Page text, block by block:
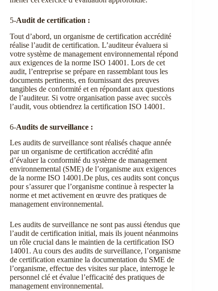
5-Audit de certification :
Tout d’abord, un organisme de certification accrédité
réalise l’audit de certification. L’auditeur évaluera si
votre système de management environnemental répond
aux exigences de la norme ISO 14001. Lors de cet
audit, l’entreprise se prépare en rassemblant tous les
documents pertinents, en fournissant des preuves
tangibles de conformité et en répondant aux questions
de l’auditeur. Si votre organisation passe avec succès
l’audit, vous obtiendrez la certification ISO 14001.
6-Audits de surveillance :
Les audits de surveillance sont réalisés chaque année
par un organisme de certification accrédité afin
d’évaluer la conformité du système de management
environnemental (SME) de l’organisme aux exigences
de la norme ISO 14001.De plus, ces audits sont conçus
pour s’assurer que l’organisme continue à respecter la
norme et met activement en œuvre des pratiques de
management environnemental.
Les audits de surveillance ne sont pas aussi étendus que
l’audit de certification initial, mais ils jouent néanmoins
un rôle crucial dans le maintien de la certification ISO
14001. Au cours des audits de surveillance, l’organisme
de certification examine la documentation du SME de
l’organisme, effectue des visites sur place, interroge le
personnel clé et évalue l’efficacité des pratiques de
management environnemental.